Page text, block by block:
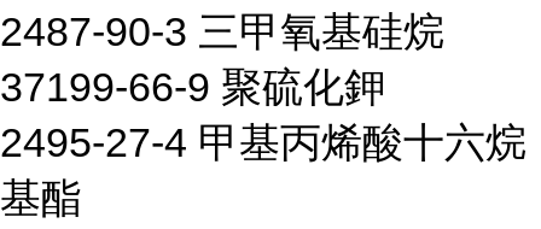
2487-90-3 三甲氧基硅烷
37199-66-9 聚硫化鉀
2495-27-4 甲基丙烯酸十六烷
基酯